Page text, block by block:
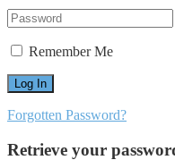
Remember Me
Forgotten Password?
Retrieve your